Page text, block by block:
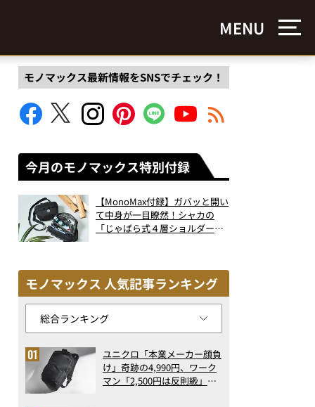
MENU
モノマックス最新情報をSNSでチェック！
今月のモノマックス特別付録
【MonoMax付録】ガバッと開い
て中身が一目瞭然！シャカの
「じゃばら式４層ショルダーバ
モノマックス 人気記事ランキング
ユニクロ「本業メーカー顔負
け」奇跡の4,990円、ワーク
マン「2,500円は反則級」凄